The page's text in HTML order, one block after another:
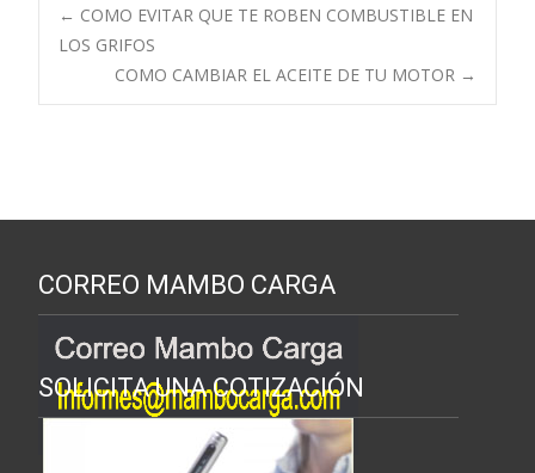
Navegación
de
← COMO EVITAR QUE TE ROBEN COMBUSTIBLE EN
LOS GRIFOS
COMO CAMBIAR EL ACEITE DE TU MOTOR →
CORREO MAMBO CARGA
SOLICITA UNA COTIZACIÓN